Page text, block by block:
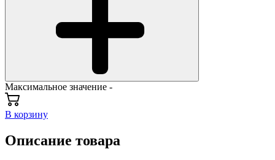
Максимальное значение -
В корзину
Описание товара